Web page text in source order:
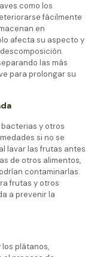
como los
fácilmente
en
afecta su aspecto y
las más
para prolongar su
y otros
si no se
lavar las frutas antes
de otros alimentos,
contaminarlas.
frutas y otros
a prevenir la
plátanos,